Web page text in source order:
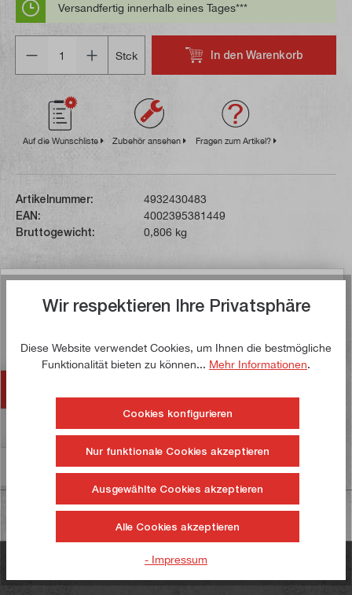
Versandfertig innerhalb eines Tages***
Stck
In den Warenkorb
Auf die Wunschliste Zubehör ansehen Fragen zum Artikel?
Artikelnummer:
4932430483
EAN:
4002395381449
Bruttogewicht:
0,806 kg
Dieser 5,0 Ampere-Akku verfügt über die REDLINK-
elektronisches Leistungs…Mehr
Bewertungen
Informationen zur Produktsicherheit
Haben Sie noch Fragen?
Wir respektieren Ihre Privatsphäre
Diese Website verwendet Cookies, um Ihnen die bestmögliche
Funktionalität bieten zu können... Mehr Informationen.
Cookies konfigurieren
Nur funktionale Cookies akzeptieren
Ausgewählte Cookies akzeptieren
Alle Cookies akzeptieren
- Impressum